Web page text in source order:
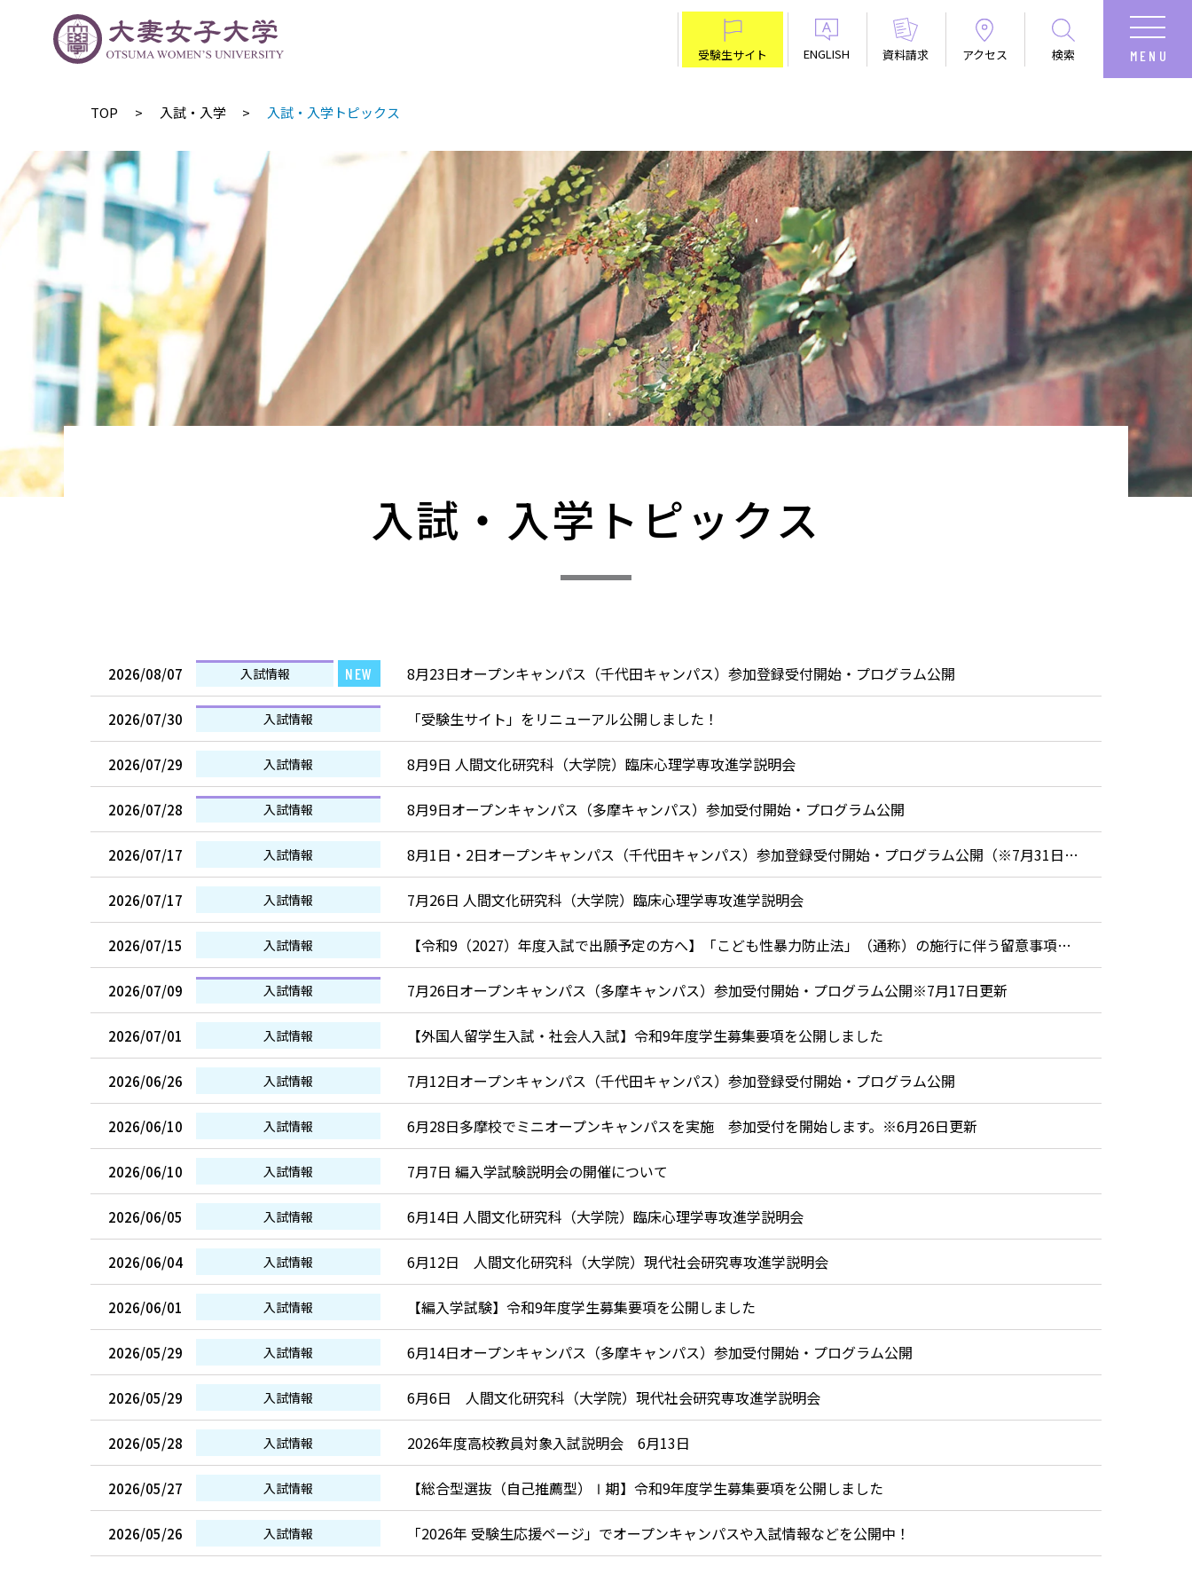
受験生サイト ENGLISH 資料請求 アクセス 検索
TOP 入試・入学 入試・入学トピックス
​入試・入学トピックス
2026/08/07 入試情報 NEW 8月23日オープンキャンパス（千代田キャンパス）参加登録受付開始・プログラム公開
2026/07/30 入試情報 「受験生サイト」をリニューアル公開しました！
2026/07/29 入試情報 8月9日 人間文化研究科（大学院）臨床心理学専攻進学説明会
2026/07/28 入試情報 8月9日オープンキャンパス（多摩キャンパス）参加受付開始・プログラム公開
2026/07/17 入試情報 8月1日・2日オープンキャンパス（千代田キャンパス）参加登録受付開始・プログラム公開（※7月31日更新）
2026/07/17 入試情報 7月26日 人間文化研究科（大学院）臨床心理学専攻進学説明会
2026/07/15 入試情報 【令和9（2027）年度入試で出願予定の方へ】「こども性暴力防止法」（通称）の施行に伴う留意事項について
2026/07/09 入試情報 7月26日オープンキャンパス（多摩キャンパス）参加受付開始・プログラム公開※7月17日更新
2026/07/01 入試情報 【外国人留学生入試・社会人入試】令和9年度学生募集要項を公開しました
2026/06/26 入試情報 7月12日オープンキャンパス（千代田キャンパス）参加登録受付開始・プログラム公開
2026/06/10 入試情報 6月28日多摩校でミニオープンキャンパスを実施 参加受付を開始します。※6月26日更新
2026/06/10 入試情報 7月7日 編入学試験説明会の開催について
2026/06/05 入試情報 6月14日 人間文化研究科（大学院）臨床心理学専攻進学説明会
2026/06/04 入試情報 6月12日 人間文化研究科（大学院）現代社会研究専攻進学説明会
2026/06/01 入試情報 【編入学試験】令和9年度学生募集要項を公開しました
2026/05/29 入試情報 6月14日オープンキャンパス（多摩キャンパス）参加受付開始・プログラム公開
2026/05/29 入試情報 6月6日 人間文化研究科（大学院）現代社会研究専攻進学説明会
2026/05/28 入試情報 2026年度高校教員対象入試説明会 6月13日
2026/05/27 入試情報 【総合型選抜（自己推薦型）Ⅰ期】令和9年度学生募集要項を公開しました
2026/05/26 入試情報 「2026年 受験生応援ページ」でオープンキャンパスや入試情報などを公開中！